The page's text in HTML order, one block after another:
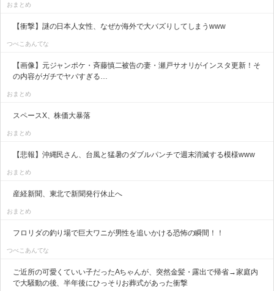
おまとめ
【衝撃】謎の日本人女性、なぜか海外で大バズりしてしまうwww
つべこあんてな
【画像】元ジャンポケ・斉藤慎二被告の妻・瀬戸サオリがインスタ更新！そ
の内容がガチでヤバすぎる…
おまとめ
スペースX、株価大暴落
おまとめ
【悲報】沖縄民さん、台風と猛暑のダブルパンチで週末消滅する模様www
おまとめ
産経新聞、東北で新聞発行休止へ
おまとめ
フロリダの釣り場で巨大ワニが男性を追いかける恐怖の瞬間！！
つべこあんてな
ご近所の可愛くていい子だったAちゃんが、突然金髪・露出で帰省→家庭内
で大騒動の後、半年後にひっそりお葬式があった衝撃